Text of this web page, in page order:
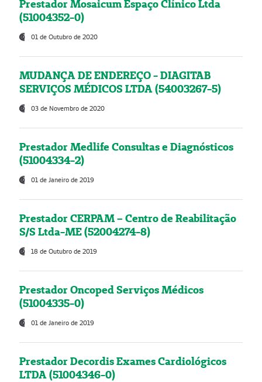
Prestador Mosaicum Espaço Clínico Ltda
(51004352-0)
01 de Outubro de 2020
MUDANÇA DE ENDEREÇO - DIAGITAB
SERVIÇOS MÉDICOS LTDA (54003267-5)
03 de Novembro de 2020
Prestador Medlife Consultas e Diagnósticos
(51004334-2)
01 de Janeiro de 2019
Prestador CERPAM – Centro de Reabilitação
S/S Ltda-ME (52004274-8)
18 de Outubro de 2019
Prestador Oncoped Serviços Médicos
(51004335-0)
01 de Janeiro de 2019
Prestador Decordis Exames Cardiológicos
LTDA (51004346-0)